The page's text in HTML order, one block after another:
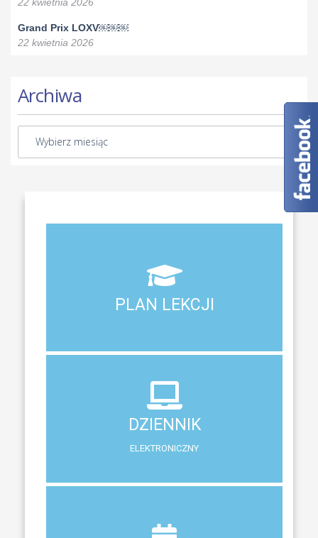
Grand Prix LOXV￼￼￼
22 kwietnia 2026
Archiwa
PLAN LEKCJI
PLAN LEKCJI
DZIENNIK
ELEKTRONICZNY
DZIENNIK
ELEKTRONICZNY
System zewnętrzny do śledzenia postępów w nauce